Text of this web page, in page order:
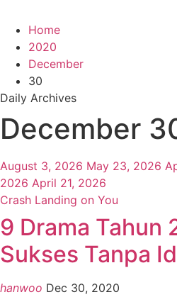
Home
2020
December
30
Daily Archives
December
August 3, 2026 May 23, 2026
2026 April 21, 2026
Crash Landing on You
9 Drama Tahun
Sukses Tanpa
hanwoo Dec 30, 2020